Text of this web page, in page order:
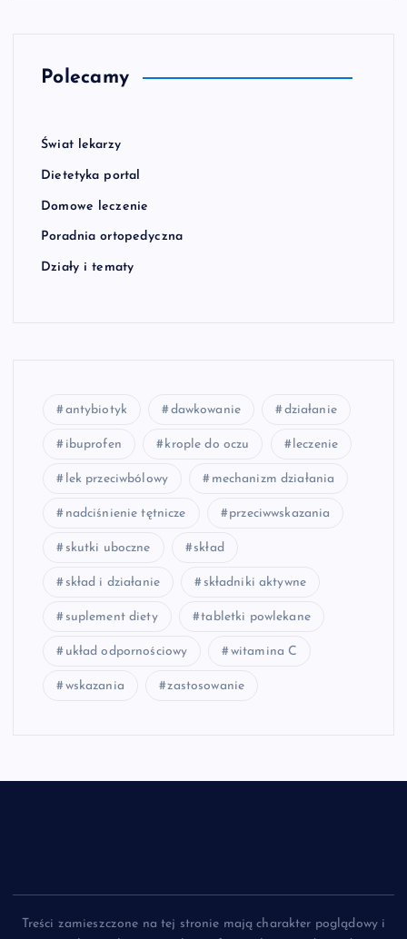
Polecamy
Świat lekarzy
Dietetyka portal
Domowe leczenie
Poradnia ortopedyczna
Działy i tematy
antybiotyk dawkowanie działanie
ibuprofen krople do oczu leczenie
lek przeciwbólowy mechanizm działania
nadciśnienie tętnicze przeciwwskazania
skutki uboczne skład
skład i działanie składniki aktywne
suplement diety tabletki powlekane
układ odpornościowy witamina C
wskazania zastosowanie
Treści zamieszczone na tej stronie mają charakter poglądowy i